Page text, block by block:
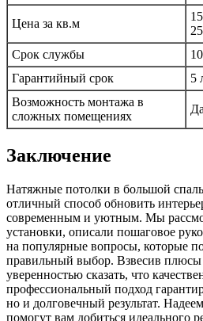
Цена за кв.м
Срок службы
Гарантийный срок
5
Возможность монтажа в
сложных помещениях
Да
Заключение
Натяжные потолки в большой
отличный способ обновить
современным и уютным. Мы
установки, описали пошаговое
на популярные вопросы, которые
правильный выбор. Взвесив
уверенностью сказать, что
профессиональный подход
но и долговечный результат.
помогут вам добиться идеального